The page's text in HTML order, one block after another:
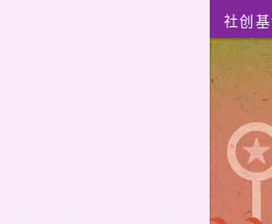
社创
运动治心：以团体体能活动改善